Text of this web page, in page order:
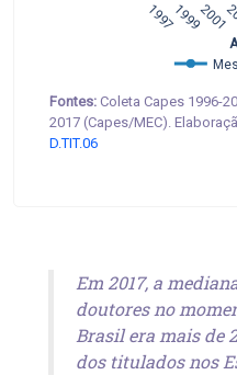
199719992001
Fontes: Coleta Capes 1996-
2017 (Capes/MEC).
D.TIT.06
Em 2017, a
doutores no
Brasil era mais de
dos titulados nos